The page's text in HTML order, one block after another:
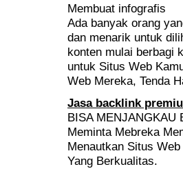
Membuat infografis
Ada banyak orang
dan menarik untuk
konten mulai berbagi
untuk Situs Web
Web Mereka, Tenda
Jasa backlink
BISA MENJANGKAU
Meminta Mebreka
Menautkan Situs
Yang Berkualitas.